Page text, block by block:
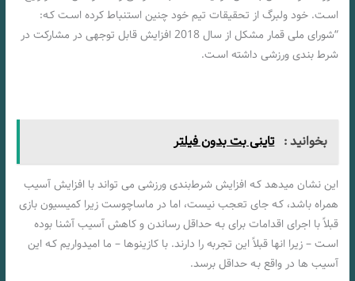
اسـت. خود ولبرگ از تحقیقات تیم خود چنین استنباط کرده اسـت کـه:
“شورای ملی قمار مشکل از سال 2018 افزایش قابل توجهی در مشارکت در
شرط بندی ورزشی داشته اسـت.
بخوانید : تاینی بت بدون فیلتر
این نشان میدهد کـه افزایش شرط‌بندی ورزشی می تواند با افزایش آسیب
همراه باشد، کـه جای تعجب نیست، اما در ماساچوست زیرا کمیسیون بازی
قبلاً با اجرای اقدامات برای بـه حداقل رساندن و کاهش آسیب آشنا بوده
اسـت – زیرا انها قبلاً این تجربه را دارند. با کازینوها – ما امیدواریم کـه این
آسیب ها در واقع بـه حداقل برسد.